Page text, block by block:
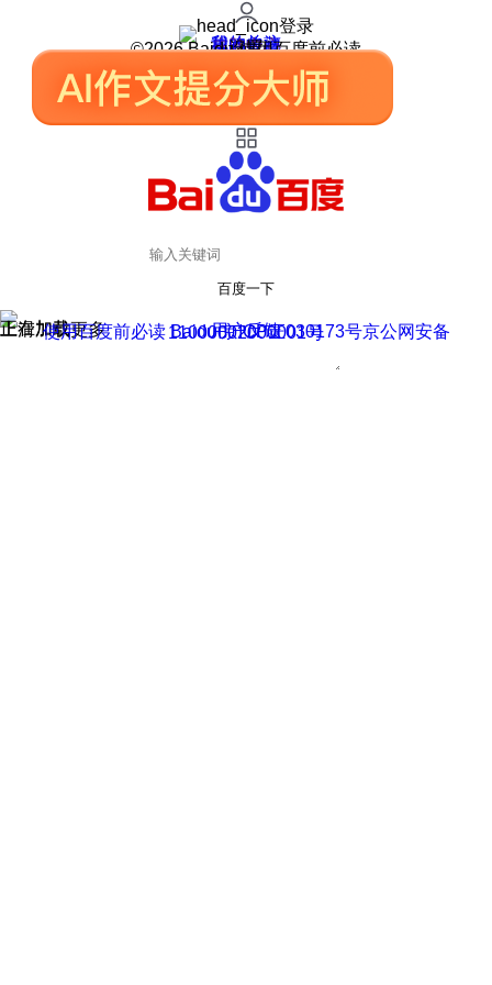
登录
我的关注
我的收藏
皮肤中心
用户反馈
设置
©2026 Baidu 使用百度前必读
百度一下
正在加载
上滑加载更多 用户反馈
使用百度前必读 Baidu 京ICP证030173号
京公网安备11000002000001号